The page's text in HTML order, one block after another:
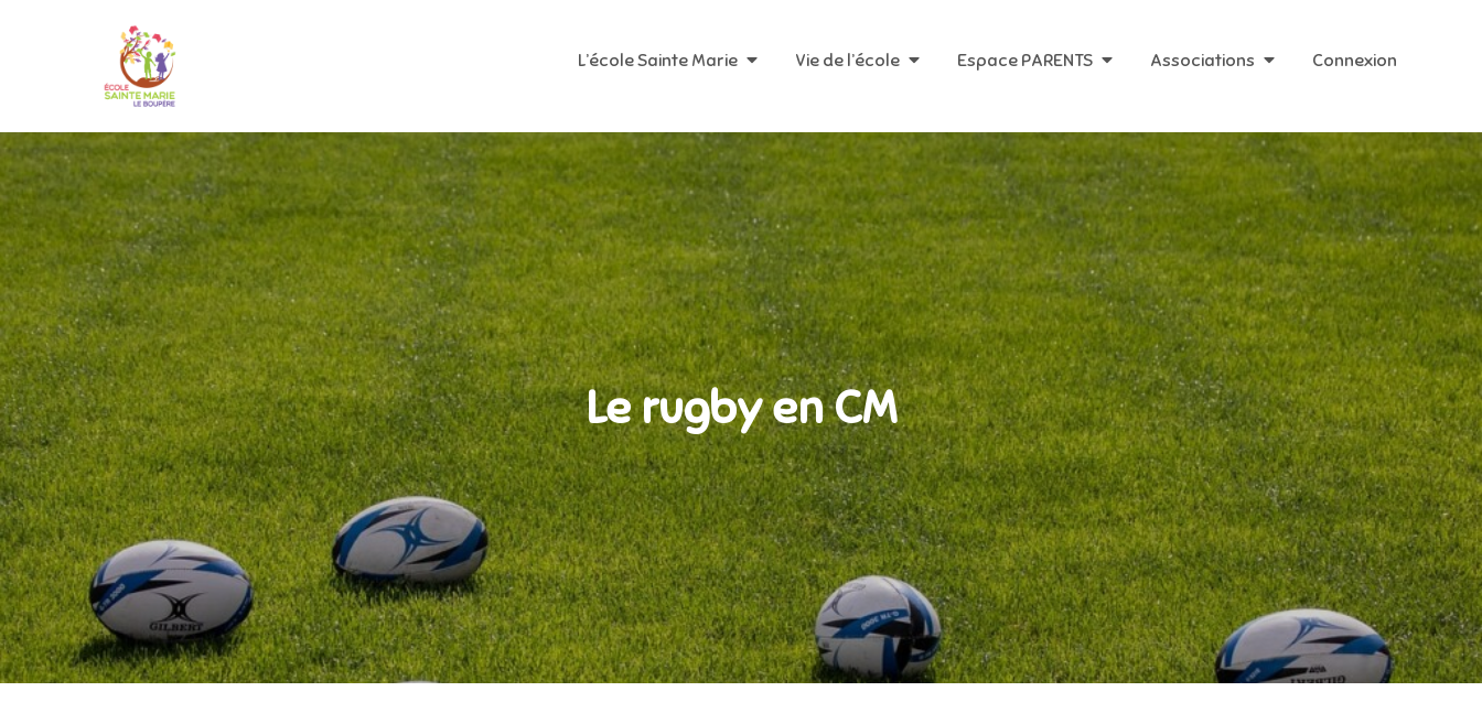
L’école Sainte Marie Vie de l’école Espace PARENTS Associations Connexion
Le rugby en CM